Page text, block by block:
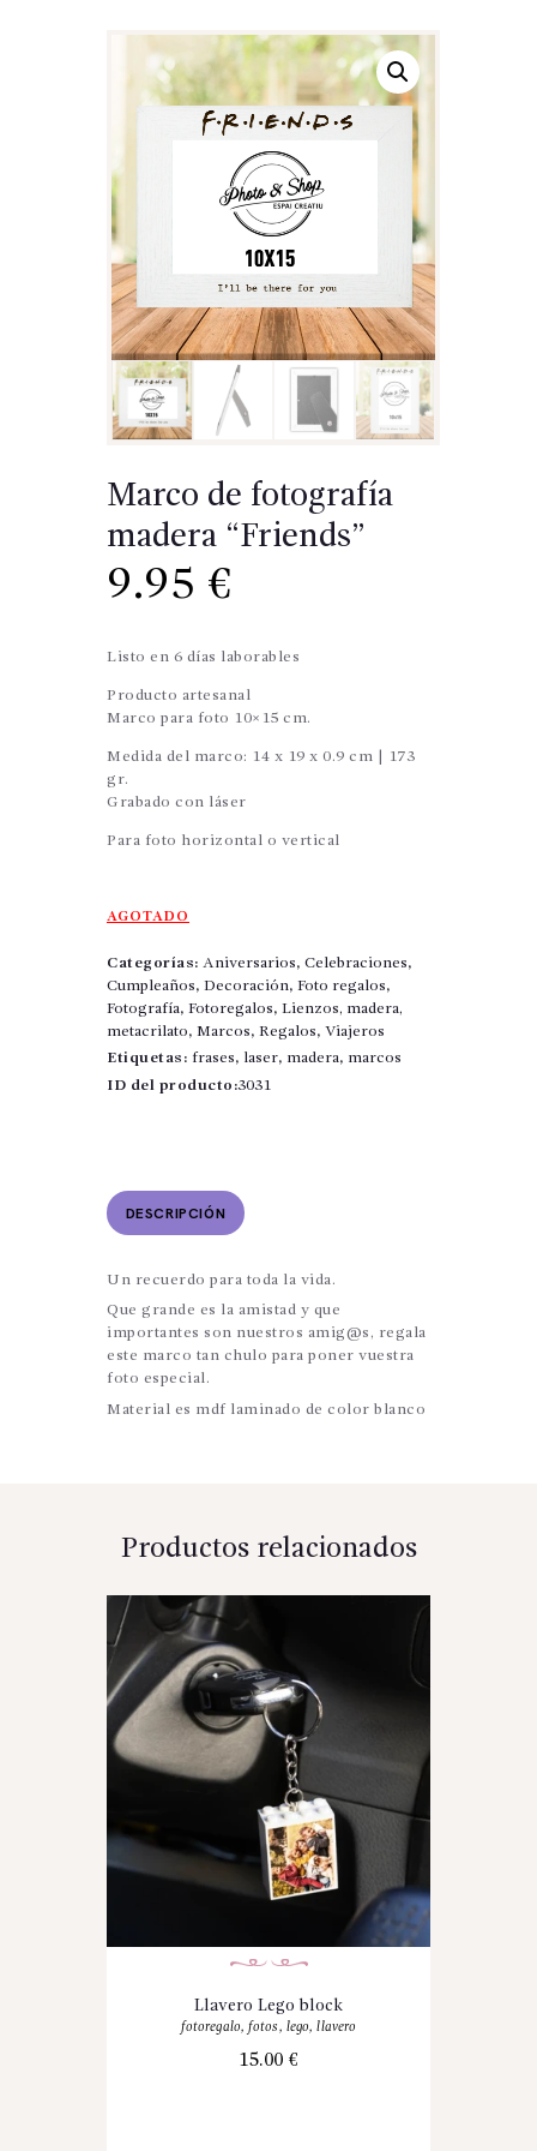
Marco de fotografía
madera “Friends”
9.95 €
Listo en 6 días laborables
Producto artesanal
Marco para foto 10×15 cm.
Medida del marco: 14 x 19 x 0.9 cm | 173
gr.
Grabado con láser
Para foto horizontal o vertical
AGOTADO
Categorías: Aniversarios, Celebraciones,
Cumpleaños, Decoración, Foto regalos,
Fotografía, Fotoregalos, Lienzos, madera,
metacrilato, Marcos, Regalos, Viajeros
Etiquetas: frases, laser, madera, marcos
ID del producto:3031
DESCRIPCIÓN
Un recuerdo para toda la vida.
Que grande es la amistad y que
importantes son nuestros amig@s, regala
este marco tan chulo para poner vuestra
foto especial.
Material es mdf laminado de color blanco
Productos relacionados
Llavero Lego block
fotoregalo,fotos, lego,llavero
15.00 €